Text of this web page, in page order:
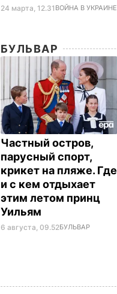
24 марта, 12.31 ВОЙНА В УКРАИНЕ
БУЛЬВАР
Частный остров,
парусный спорт,
крикет на пляже. Где
и с кем отдыхает
этим летом принц
Уильям
6 августа, 09.52БУЛЬВАР